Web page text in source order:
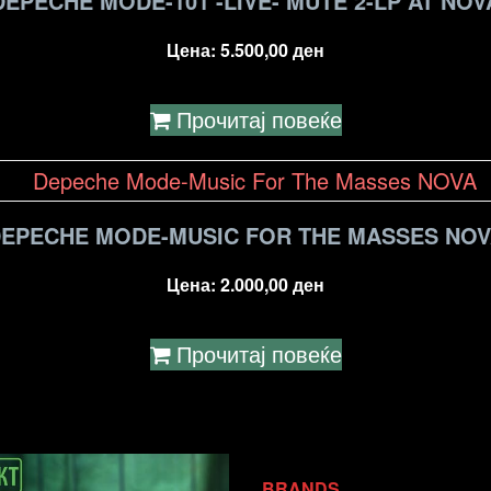
Цена: 5.500,00ден
Прочитај повеќе
MODE-MUSIC FOR THE MASSES
Цена: 2.000,00ден
Прочитај повеќе